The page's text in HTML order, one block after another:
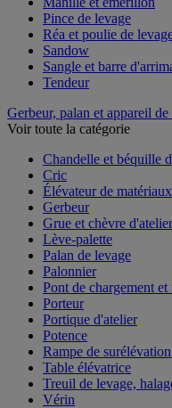
Pince de levage
Réa et poulie de
Sandow
Sangle et barre
Tendeur
Gerbeur, palan et appareil de
Voir toute la catégorie
Chandelle et béquille
Cric
Élévateur de matériaux
Gerbeur
Grue et chèvre d'atelier
Lève-palette
Palan de levage
Palonnier
Pont de chargement et
Porteur
Portique d'atelier
Potence
Rampe de
Table élévatrice
Treuil de levage,
Vérin